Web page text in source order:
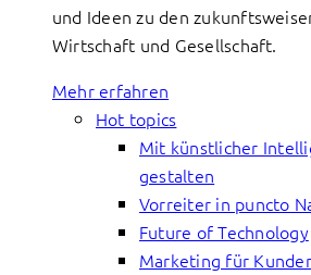
und Ideen zu den
Wirtschaft und Gesellschaft.
Mehr erfahren
Hot topics
Mit künstlicher
gestalten
Vorreiter in puncto
Future of Technology
Marketing für